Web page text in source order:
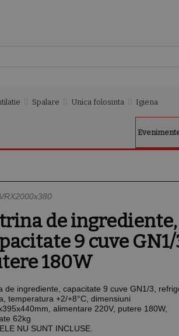
Spalare Unica folosinta Igiena
de ingrediente,
9 cuve GN1/
180W
de ingrediente, capacitate 9 cuve GN1/3,
temperatura +2/+8°C, dimensiuni
alimentare 220V, putere 180W,
62kg
NU SUNT INCLUSE.